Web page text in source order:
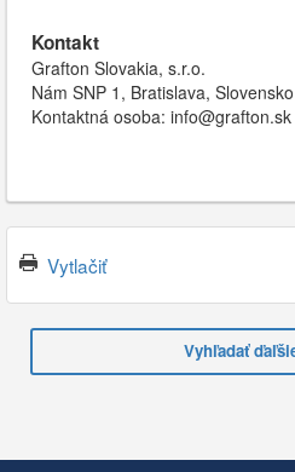
Kontakt
Grafton Slovakia, s.r.o.
Nám SNP 1, Bratislava, Slovensko
Kontaktná osoba: info@grafton.sk
Vytlačiť
Vyhľadať